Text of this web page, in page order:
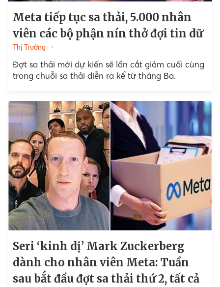
Meta tiếp tục sa thải, 5.000 nhân
viên các bộ phận nín thở đợi tin dữ
Thị Trường
Đợt sa thải mới dự kiến sẽ lần cắt giảm cuối cùng
trong chuỗi sa thải diễn ra kể từ tháng Ba.
Seri ‘kinh dị’ Mark Zuckerberg
dành cho nhân viên Meta: Tuần
sau bắt đầu đợt sa thải thứ 2, tất cả